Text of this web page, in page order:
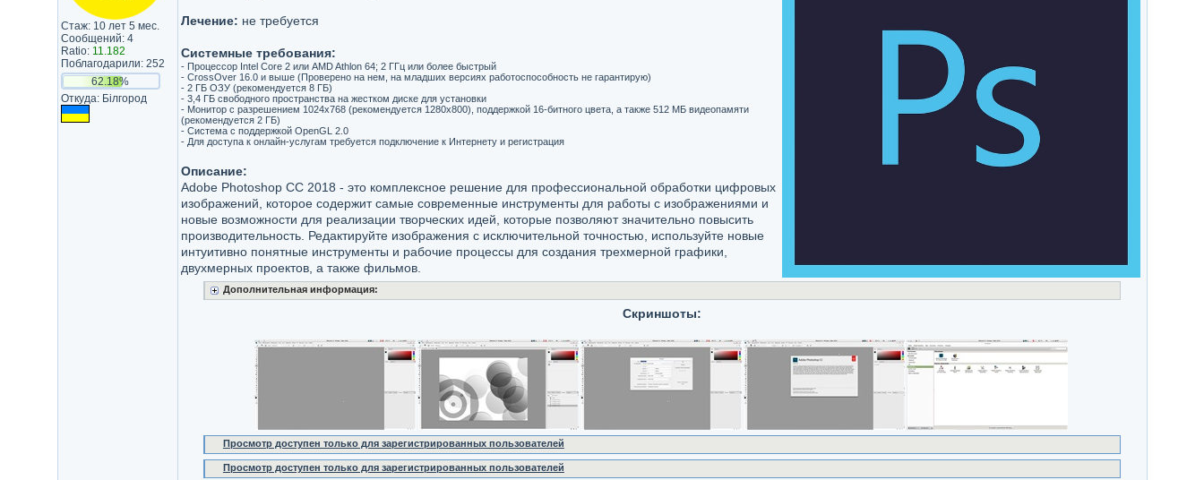
Стаж: 10 лет 5 мес.
Сообщений: 4
Ratio: 11.182
Поблагодарили: 252
62.18%
Откуда: Білгород
Лечение: не требуется
Системные требования:
- Процессор Intel Core 2 или AMD Athlon 64; 2 ГГц или более быстрый
- CrossOver 16.0 и выше (Проверено на нем, на младших версиях работоспособность не гарантирую)
- 2 ГБ ОЗУ (рекомендуется 8 ГБ)
- 3,4 ГБ свободного пространства на жестком диске для установки
- Монитор с разрешением 1024x768 (рекомендуется 1280x800), поддержкой 16-битного цвета, а также 512 МБ видеопамяти
(рекомендуется 2 ГБ)
- Система с поддержкой OpenGL 2.0
- Для доступа к онлайн-услугам требуется подключение к Интернету и регистрация
Описание:
Adobe Photoshop CC 2018 - это комплексное решение для профессиональной обработки цифровых
изображений, которое содержит самые современные инструменты для работы с изображениями и
новые возможности для реализации творческих идей, которые позволяют значительно повысить
производительность. Редактируйте изображения с исключительной точностью, используйте новые
интуитивно понятные инструменты и рабочие процессы для создания трехмерной графики,
двухмерных проектов, а также фильмов.
Дополнительная информация:
Скриншоты:
Просмотр доступен только для зарегистрированных пользователей
Просмотр доступен только для зарегистрированных пользователей